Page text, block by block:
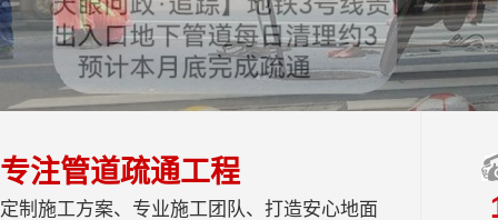
专注管道疏通工程
定制施工方案、专业施工团队、打造安心地面